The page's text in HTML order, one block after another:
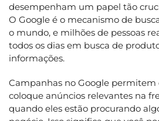
desempenham um papel tão
O Google é o mecanismo de
o mundo, e milhões de pessoas
todos os dias em busca de
informações.
Campanhas no Google permitem
coloque anúncios relevantes na
quando eles estão procurando